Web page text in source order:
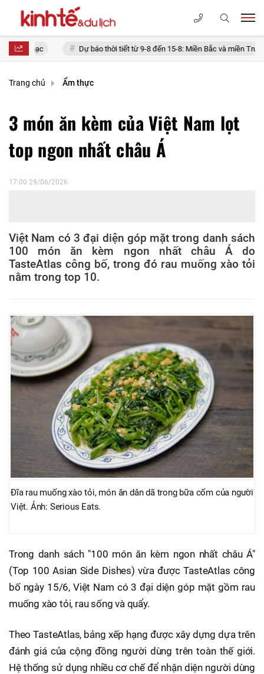
Dự báo thời tiết từ 9-8 đến 15-8: Miền Bắc và miền Trung nắng nóng,
Trang chủ Ẩm thực
3 món ăn kèm của Việt Nam lọt
top ngon nhất châu Á
17:00 29/06/2026
Việt Nam có 3 đại diện góp mặt trong danh sách
100 món ăn kèm ngon nhất châu Á do
TasteAtlas công bố, trong đó rau muống xào tỏi
nằm trong top 10.
Đĩa rau muống xào tỏi, món ăn dân dã trong bữa cốm của người
Việt. Ảnh: Serious Eats.
Trong danh sách "100 món ăn kèm ngon nhất châu Á"
(Top 100 Asian Side Dishes) vừa được TasteAtlas công
bố ngày 15/6, Việt Nam có 3 đại diện góp mặt gồm rau
muống xào tỏi, rau sống và quẩy.
Theo TasteAtlas, bảng xếp hạng được xây dựng dựa trên
đánh giá của cộng đồng người dùng trên toàn thế giới.
Hệ thống sử dụng nhiều cơ chế để nhận diện người dùng